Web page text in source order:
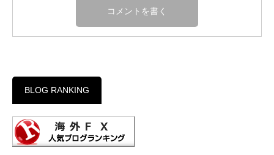
BLOG RANKING